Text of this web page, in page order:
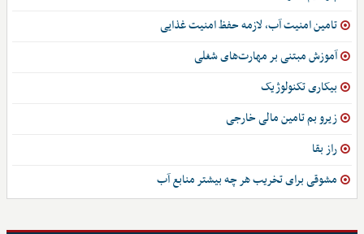
تامین امنیت آب، لازمه حفظ امنیت غذایی
آموزش مبتنی بر مهارت‌های شغلی
بیکاری تکنولوژیک
زیرو بم تامین مالی خارجی
راز بقا
مشوقی برای تخریب هر چه بیشتر منابع آب